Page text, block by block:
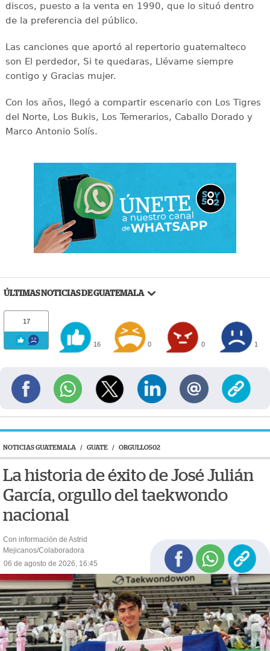
discos, puesto a la venta en 1990, que lo situó dentro
de la preferencia del público.
Las canciones que aportó al repertorio guatemalteco
son El perdedor, Si te quedaras, Llévame siempre
contigo y Gracias mujer.
Con los años, llegó a compartir escenario con Los Tigres
del Norte, Los Bukis, Los Temerarios, Caballo Dorado y
Marco Antonio Solís.
ÚLTIMAS NOTICIAS DE GUATEMALA
17
16 0 0 1
NOTICIAS GUATEMALA / GUATE / ORGULLO502
La historia de éxito de José Julián
García, orgullo del taekwondo
nacional
Con información de Astrid
Mejicanos/Colaboradora
06 de agosto de 2026, 16:45